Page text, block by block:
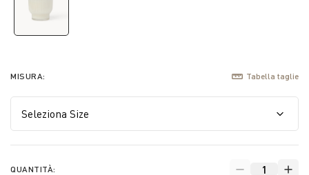
MISURA: Tabella taglie
QUANTITÀ: